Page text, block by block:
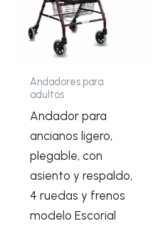
Andadores para
adultos
Andador para
ancianos ligero,
plegable, con
asiento y respaldo,
4 ruedas y frenos
modelo Escorial